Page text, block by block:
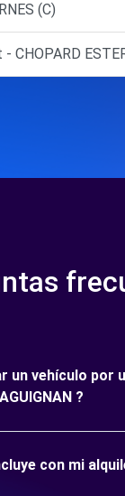
(C)
CHOPARD
un vehículo por
?
con mi